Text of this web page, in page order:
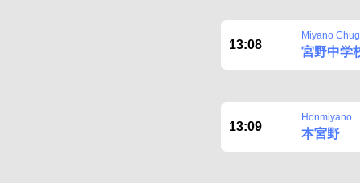
13:08
Miyano
宮野中学
13:09
Honmiyano
本宮野